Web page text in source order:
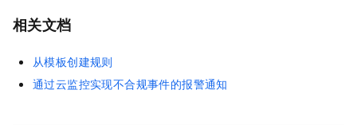
相关文档
从模板创建规则
通过云监控实现不合规事件的报警通知